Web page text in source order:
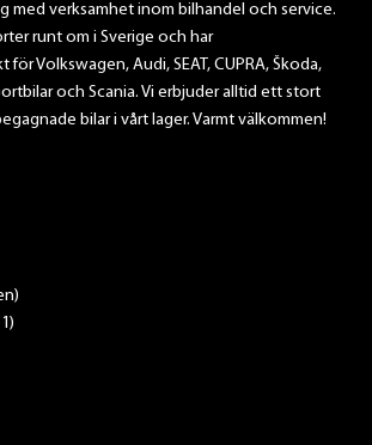
med verksamhet inom bilhandel och service.
runt om i Sverige och har
Volkswagen, Audi, SEAT, CUPRA, Škoda,
och Scania. Vi erbjuder alltid ett stort
bilar i vårt lager. Varmt välkommen!